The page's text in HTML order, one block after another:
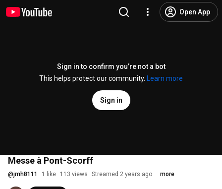
Open App
Sign in to confirm you’re not a bot
This helps protect our community.
Learn more
Sign in
Messe à Pont-Scorff
@jmh8111 1 like 113 views Streamed 2 years ago more